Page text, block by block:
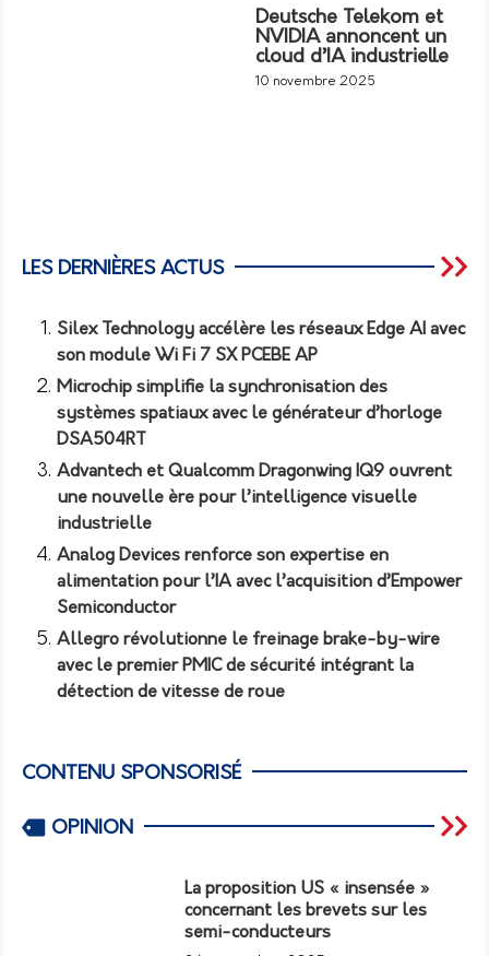
Deutsche Telekom et
NVIDIA annoncent un
cloud d’IA industrielle
10 novembre 2025
LES DERNIÈRES ACTUS
Silex Technology accélère les réseaux Edge AI avec
son module Wi Fi 7 SX PCEBE AP
Microchip simplifie la synchronisation des
systèmes spatiaux avec le générateur d’horloge
DSA504RT
Advantech et Qualcomm Dragonwing IQ9 ouvrent
une nouvelle ère pour l’intelligence visuelle
industrielle
Analog Devices renforce son expertise en
alimentation pour l’IA avec l’acquisition d’Empower
Semiconductor
Allegro révolutionne le freinage brake-by-wire
avec le premier PMIC de sécurité intégrant la
détection de vitesse de roue
CONTENU SPONSORISÉ
OPINION
La proposition US « insensée »
concernant les brevets sur les
semi-conducteurs